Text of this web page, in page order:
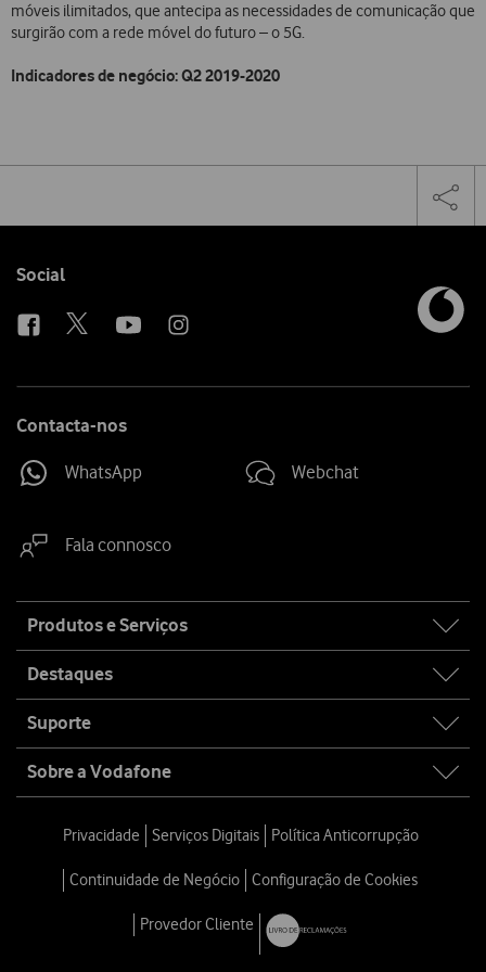
móveis ilimitados, que antecipa as necessidades de comunicação que
surgirão com a rede móvel do futuro – o 5G.
Indicadores de negócio: Q2 2019-2020
social
Facebook
Follow
Social
Contacta-nos
WhatsApp Webchat
Fala connosco
map
Produtos e Serviços
Destaques
Suporte
Sobre a Vodafone
Privacidade Serviços Digitais Política Anticorrupção
Continuidade de Negócio Configuração de Cookies
Provedor Cliente